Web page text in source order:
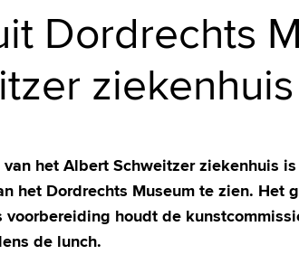
Dordrechts
ziekenhuis
het Albert Schweitzer ziekenhuis
het Dordrechts Museum te zien. Het
voorbereiding houdt de
de lunch.